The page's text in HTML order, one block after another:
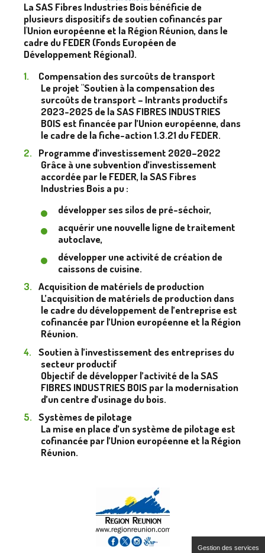
La SAS Fibres Industries Bois bénéficie de
plusieurs dispositifs de soutien cofinancés par
l'Union européenne et la Région Réunion, dans le
cadre du FEDER (Fonds Européen de
Développement Régional).
Compensation des surcoûts de transport
Le projet "Soutien à la compensation des
surcoûts de transport – Intrants productifs
2023-2025 de la SAS FIBRES INDUSTRIES
BOIS est financée par l’Union européenne, dans
le cadre de la fiche-action 1.3.21 du FEDER.
Programme d’investissement 2020–2022
Grâce à une subvention d’investissement
accordée par le FEDER, la SAS Fibres
Industries Bois a pu :
développer ses silos de pré-séchoir,
acquérir une nouvelle ligne de traitement
autoclave,
développer une activité de création de
caissons de cuisine.
Acquisition de matériels de production
L’acquisition de matériels de production dans
le cadre du développement de l’entreprise est
cofinancée par l’Union européenne et la Région
Réunion.
Soutien à l’investissement des entreprises du
secteur productif
Objectif de développer l’activité de la SAS
FIBRES INDUSTRIES BOIS par la modernisation
d’un centre d’usinage du bois.
Systèmes de pilotage
La mise en place d’un système de pilotage est
cofinancée par l’Union européenne et la Région
Réunion.
Gestion des services